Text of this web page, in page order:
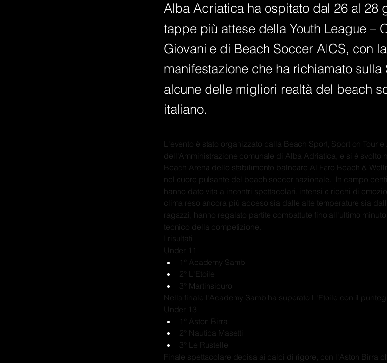
Alba Adriatica ha ospitato dal 26 al 28
tappe più attese della Youth League –
Giovanile di Beach Soccer AICS, con
manifestazione che ha richiamato
alcune delle migliori realtà del beach
italiano.
L'evento è stato organizzato dalla Beach Sport, Sport on Tour
dell'Amministrazione comunale di Alba Adriatica, e si è svolto
Beach Arena dello stabilimento balneare Al Faro Beach &
nel cuore pulsante del beach soccer nazionale.  In campo
hanno dato vita a incontri spettacolari, intensi e ricchi di
clima reso ancora più acceso sia dalle alte temperature sia
ragazzi, hanno regalato partite combattute fino all'ultimo
tecnico della competizione.
I risultati
Under 11
1° Academy Samb
2° L'Etoile
3° Martinsicuro
Nella finale l'Academy Samb ha superato L'Etoile con il
Under 13
1° Aston Birra
2° Nautica Masetti
3° Le Rustelle
Finale spettacolare decisa ai calci di rigore, con l'Aston Birra